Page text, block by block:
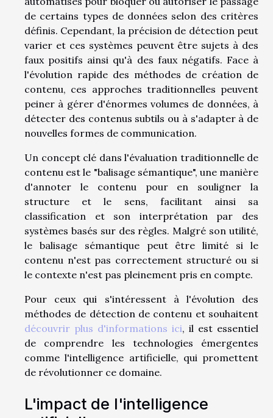
de certains types de données selon des critères
définis. Cependant, la précision de détection peut
varier et ces systèmes peuvent être sujets à des
faux positifs ainsi qu'à des faux négatifs. Face à
l'évolution rapide des méthodes de création de
contenu, ces approches traditionnelles peuvent
peiner à gérer d'énormes volumes de données, à
détecter des contenus subtils ou à s'adapter à de
nouvelles formes de communication.
Un concept clé dans l'évaluation traditionnelle de
contenu est le "balisage sémantique", une manière
d'annoter le contenu pour en souligner la
structure et le sens, facilitant ainsi sa
classification et son interprétation par des
systèmes basés sur des règles. Malgré son utilité,
le balisage sémantique peut être limité si le
contenu n'est pas correctement structuré ou si
le contexte n'est pas pleinement pris en compte.
Pour ceux qui s'intéressent à l'évolution des
méthodes de détection de contenu et souhaitent
découvrir plus d'informations ici, il est essentiel
de comprendre les technologies émergentes
comme l'intelligence artificielle, qui promettent
de révolutionner ce domaine.
L'impact de l'intelligence